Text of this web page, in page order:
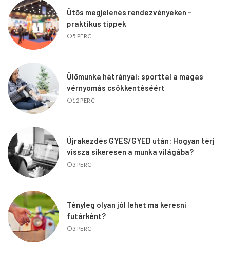
Ütős megjelenés rendezvényeken –
praktikus tippek
5 PERC
Ülőmunka hátrányai: sporttal a magas
vérnyomás csökkentéséért
12 PERC
Újrakezdés GYES/GYED után: Hogyan térj
vissza sikeresen a munka világába?
3 PERC
Tényleg olyan jól lehet ma keresni
futárként?
3 PERC